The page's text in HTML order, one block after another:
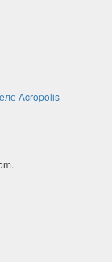
Acropolis